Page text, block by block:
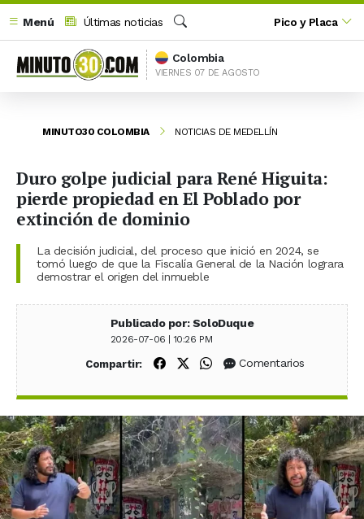
Menú
Últimas noticias
Buscar
Pico y Placa
Colombia
VIERNES 07 DE AGOSTO
MINUTO30 COLOMBIA NOTICIAS DE MEDELLÍN
Duro golpe judicial para René Higuita:
pierde propiedad en El Poblado por
extinción de dominio
La decisión judicial, del proceso que inició en 2024, se
tomó luego de que la Fiscalía General de la Nación lograra
demostrar el origen del inmueble
Publicado por: SoloDuque
2026-07-06 | 10:26 PM
Compartir: Compartir en Facebook
Compartir en X (Twitter)
Compartir en WhatsApp
Comentarios